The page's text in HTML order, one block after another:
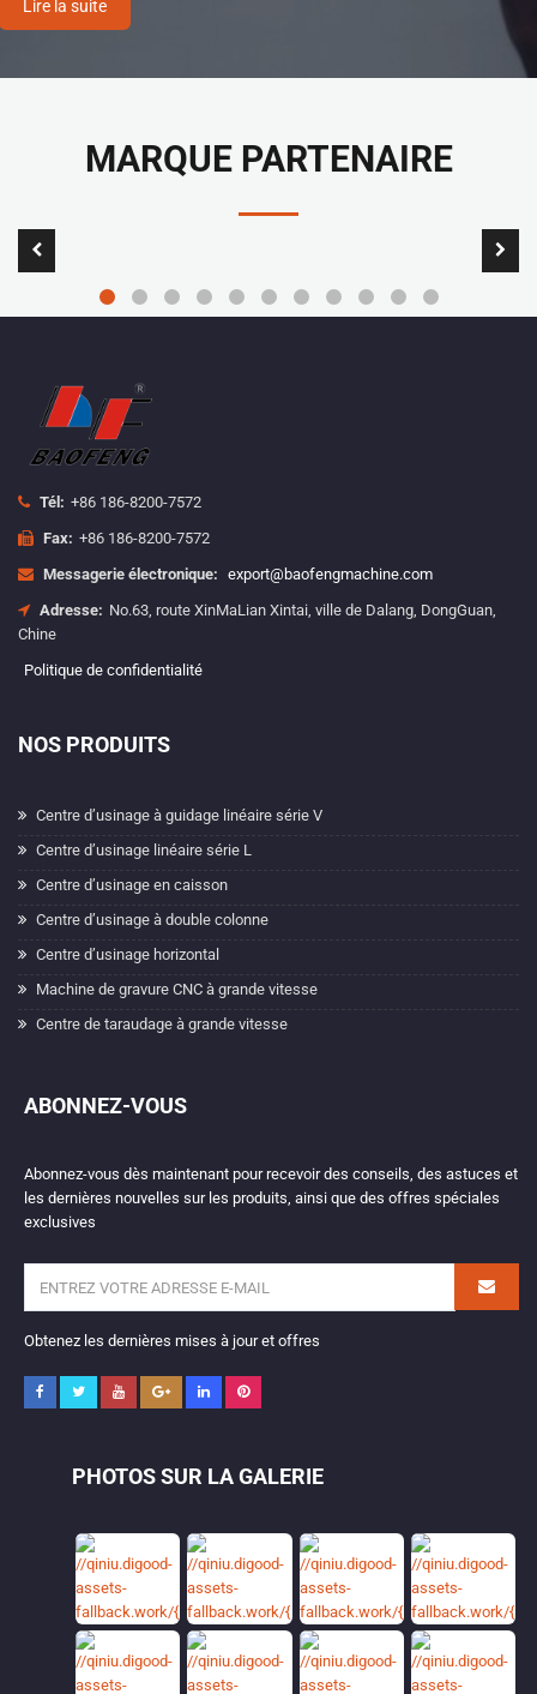
Lire la suite
MARQUE PARTENAIRE
Tél: +86 186-8200-7572
Fax: +86 186-8200-7572
Messagerie électronique: export@baofengmachine.com
Adresse: No.63, route XinMaLian Xintai, ville de Dalang, DongGuan,
Chine
Politique de confidentialité
NOS PRODUITS
Centre d’usinage à guidage linéaire série V
Centre d’usinage linéaire série L
Centre d’usinage en caisson
Centre d’usinage à double colonne
Centre d’usinage horizontal
Machine de gravure CNC à grande vitesse
Centre de taraudage à grande vitesse
ABONNEZ-VOUS
Abonnez-vous dès maintenant pour recevoir des conseils, des astuces et
les dernières nouvelles sur les produits, ainsi que des offres spéciales
exclusives
Obtenez les dernières mises à jour et offres
PHOTOS SUR LA GALERIE